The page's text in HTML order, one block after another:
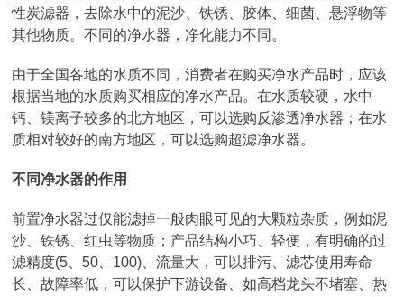
性炭滤器，去除水中的泥沙、铁锈、胶体、细菌、悬浮物等
其他物质。不同的净水器，净化能力不同。
由于全国各地的水质不同，消费者在购买净水产品时，应该
根据当地的水质购买相应的净水产品。在水质较硬，水中
钙、镁离子较多的北方地区，可以选购反渗透净水器；在水
质相对较好的南方地区，可以选购超滤净水器。
不同净水器的作用
前置净水器过仅能滤掉一般肉眼可见的大颗粒杂质，例如泥
沙、铁锈、红虫等物质；产品结构小巧、轻便，有明确的过
滤精度(5、50、100)、流量大，可以排污、滤芯使用寿命
长、故障率低，可以保护下游设备、如高档龙头不堵塞、热